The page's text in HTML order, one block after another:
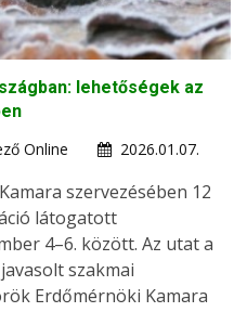
lehetőségek az
Online
2026.01.07.
szervezésében 12
látogatott
4–6. között. Az utat a
szakmai
Erdőmérnöki Kamara